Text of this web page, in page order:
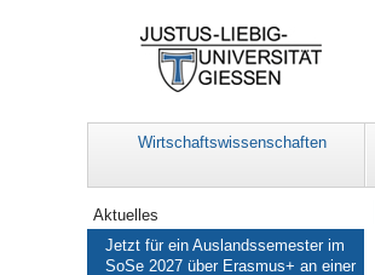
Wirtschaftswissenschaften
Navigation
Aktuelles
Jetzt für ein Auslandssemester im
SoSe 2027 über Erasmus+ an einer